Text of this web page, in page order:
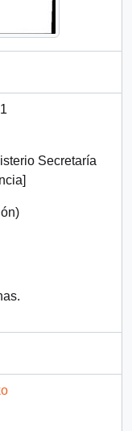
Secretaría